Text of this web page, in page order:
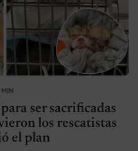
MIN
ser sacrificadas
los rescatistas
el plan